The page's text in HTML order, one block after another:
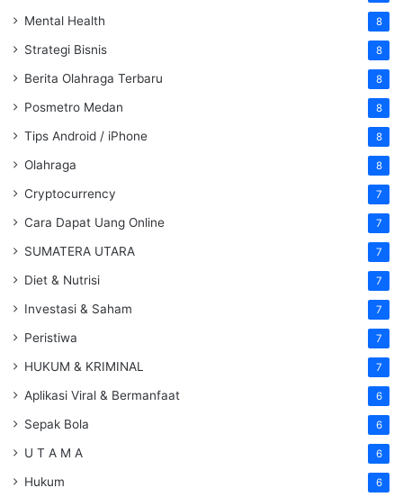
Mental Health 8
Strategi Bisnis 8
Berita Olahraga Terbaru 8
Posmetro Medan 8
Tips Android / iPhone 8
Olahraga 8
Cryptocurrency 7
Cara Dapat Uang Online 7
SUMATERA UTARA 7
Diet & Nutrisi 7
Investasi & Saham 7
Peristiwa 7
HUKUM & KRIMINAL 7
Aplikasi Viral & Bermanfaat 6
Sepak Bola 6
U T A M A 6
Hukum 6